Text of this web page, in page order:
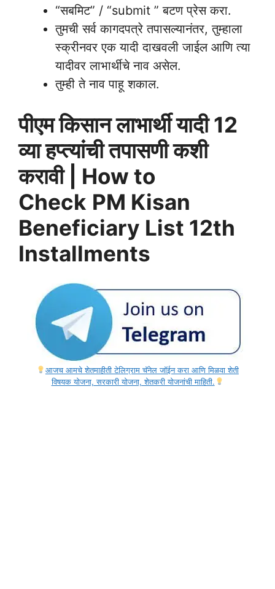
“सबमिट” / “submit ” बटण प्रेस करा.
तुमची सर्व कागदपत्रे तपासल्यानंतर, तुम्हाला
स्क्रीनवर एक यादी दाखवली जाईल आणि त्या
यादीवर लाभार्थीचे नाव असेल.
तुम्ही ते नाव पाहू शकाल.
पीएम किसान लाभार्थी यादी 12
व्या हप्त्यांची तपासणी कशी
करावी | How to
Check PM Kisan
Beneficiary List 12th
Installments
आजच आमचे शेतमाहीती टेलिग्राम चॅनेल जॉईन करा आणि मिळवा शेती
विषयक योजना, सरकारी योजना, शेतकरी योजनांची माहिती.